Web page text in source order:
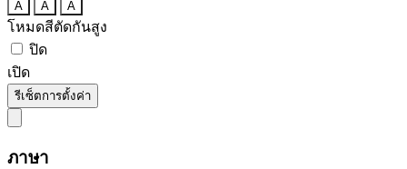
A A A
โหมดสีตัดกันสูง
ปิด
เปิด
รีเซ็ตการตั้งค่า
ภาษา